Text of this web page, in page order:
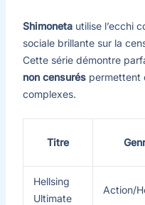
Shimonetautilise l’ecchi
sociale brillante sur la
Cette série démontre
non censuréspermettent
complexes.
Titre
Hellsing
Ultimate
Action/